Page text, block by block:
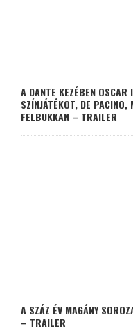
A DANTE KEZÉBEN
SZÍNJÁTÉKOT, DE
FELBUKKAN – TRAILER
A SZÁZ ÉV MAGÁNY
– TRAILER